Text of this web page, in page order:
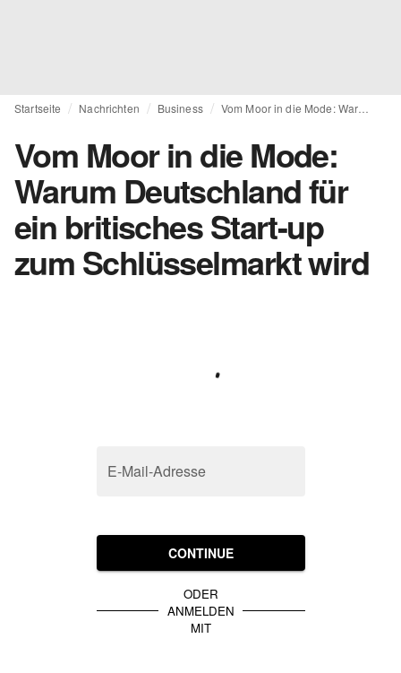
Startseite Nachrichten Business
Vom Moor in die Mode:
Warum Deutschland für
ein britisches Start-up
zum Schlüsselmarkt wird
E-Mail-Adresse
CONTINUE
ODER
ANMELDEN
MIT